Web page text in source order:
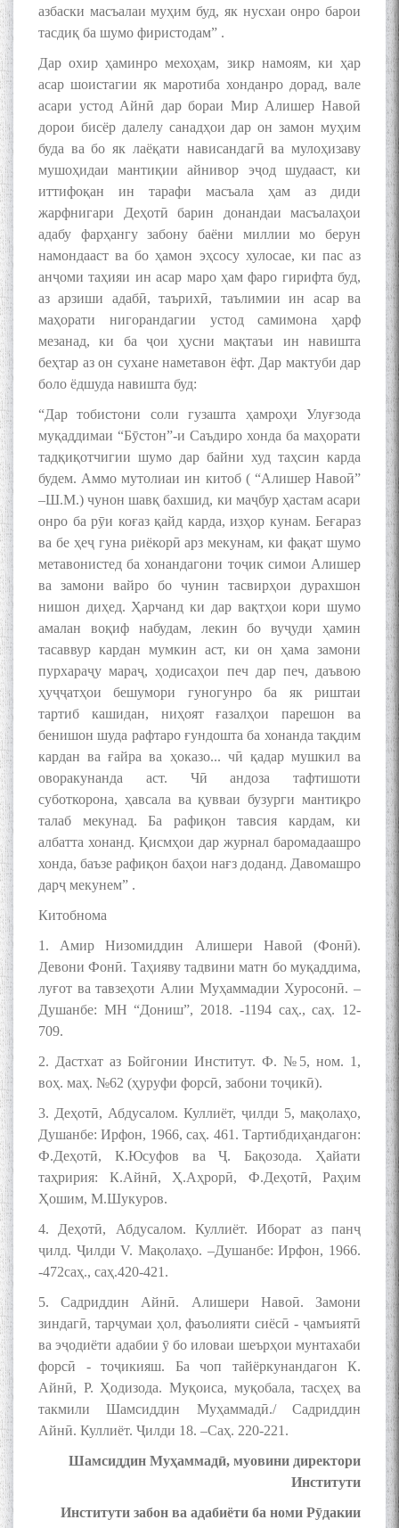
азбаски масъалаи муҳим буд, як нусхаи онро барои
тасдиқ ба шумо фиристодам” .
Дар охир ҳаминро мехоҳам, зикр намоям, ки ҳар
асар шоистагии як маротиба хонданро дорад, вале
асари устод Айнӣ дар бораи Мир Алишер Навоӣ
дорои бисёр далелу санадҳои дар он замон муҳим
буда ва бо як лаёқати нависандагӣ ва мулоҳизаву
мушоҳидаи мантиқии айнивор эҷод шудааст, ки
иттифоқан ин тарафи масъала ҳам аз диди
жарфнигари Деҳотӣ барин донандаи масъалаҳои
адабу фарҳангу забону баёни миллии мо берун
намондааст ва бо ҳамон эҳсосу хулосае, ки пас аз
анҷоми таҳияи ин асар маро ҳам фаро гирифта буд,
аз арзиши адабӣ, таърихӣ, таълимии ин асар ва
маҳорати нигорандагии устод самимона ҳарф
мезанад, ки ба ҷои ҳусни мақтаъи ин навишта
беҳтар аз он сухане наметавон ёфт. Дар мактуби дар
боло ёдшуда навишта буд:
“Дар тобистони соли гузашта ҳамроҳи Улуғзода
муқаддимаи “Бӯстон”-и Саъдиро хонда ба маҳорати
тадқиқотчигии шумо дар байни худ таҳсин карда
будем. Аммо мутолиаи ин китоб ( “Алишер Навоӣ”
–Ш.М.) чунон шавқ бахшид, ки маҷбур ҳастам асари
онро ба рӯи коғаз қайд карда, изҳор кунам. Беғараз
ва бе ҳеҷ гуна риёкорӣ арз мекунам, ки фақат шумо
метавонистед ба хонандагони тоҷик симои Алишер
ва замони вайро бо чунин тасвирҳои дурахшон
нишон диҳед. Ҳарчанд ки дар вақтҳои кори шумо
амалан воқиф набудам, лекин бо вуҷуди ҳамин
тасаввур кардан мумкин аст, ки он ҳама замони
пурхараҷу мараҷ, ҳодисаҳои печ дар печ, даъвою
ҳуҷҷатҳои бешумори гуногунро ба як риштаи
тартиб кашидан, ниҳоят ғазалҳои парешон ва
бенишон шуда рафтаро ғундошта ба хонанда тақдим
кардан ва ғайра ва ҳоказо... чӣ қадар мушкил ва
оворакунанда аст. Чӣ андоза тафтишоти
суботкорона, ҳавсала ва қувваи бузурги мантиқро
талаб мекунад. Ба рафиқон тавсия кардам, ки
албатта хонанд. Қисмҳои дар журнал баромадаашро
хонда, баъзе рафиқон баҳои нағз доданд. Давомашро
дарҷ мекунем” .
Китобнома
1. Амир Низомиддин Алишери Навоӣ (Фонӣ).
Девони Фонӣ. Таҳияву тадвини матн бо муқаддима,
луғот ва тавзеҳоти Алии Муҳаммадии Хуросонӣ. –
Душанбе: МН “Дониш”, 2018. -1194 саҳ., саҳ. 12-
709.
2. Дастхат аз Бойгонии Институт. Ф. №5, ном. 1,
воҳ. маҳ. №62 (ҳуруфи форсӣ, забони тоҷикӣ).
3. Деҳотӣ, Абдусалом. Куллиёт, ҷилди 5, мақолаҳо,
Душанбе: Ирфон, 1966, саҳ. 461. Тартибдиҳандагон:
Ф.Деҳотӣ, К.Юсуфов ва Ҷ. Бақозода. Ҳайати
таҳририя: К.Айнӣ, Ҳ.Аҳрорӣ, Ф.Деҳотӣ, Раҳим
Ҳошим, М.Шукуров.
4. Деҳотӣ, Абдусалом. Куллиёт. Иборат аз панҷ
ҷилд. Ҷилди V. Мақолаҳо. –Душанбе: Ирфон, 1966.
-472саҳ., саҳ.420-421.
5. Садриддин Айнӣ. Алишери Навоӣ. Замони
зиндагӣ, тарҷумаи ҳол, фаъолияти сиёсӣ - ҷамъиятӣ
ва эҷодиёти адабии ӯ бо иловаи шеърҳои мунтахаби
форсӣ - тоҷикияш. Ба чоп тайёркунандагон К.
Айнӣ, Р. Ҳодизода. Муқоиса, муқобала, тасҳеҳ ва
такмили Шамсиддин Муҳаммадӣ./ Садриддин
Айнӣ. Куллиёт. Ҷилди 18. –Саҳ. 220-221.
Шамсиддин Муҳаммадӣ, муовини директори
Институти
Институти забон ва адабиёти ба номи Рӯдакии
БА МУНОСИБАТИ
БУЗУРГДОШТИ РӮЗИ РӮДАКӢ
Дар Академияи миллии
илмҳои Тоҷикистон бахшида
ба 100-солагии мунаққиду
адабиётшинос Соҳиб
Табаров ҳамоиши илмӣ-
назариявӣ баргузор гардид.
МАВЛОНО ҶАЛОЛИДДИНИ
БАЛХӢ БУЗУРГТАРИН
МУТАФАККИР ВА ОРИФИ
ЗАБОНУ АДАБИ ТОҶИК
به عبارت دیگر: گفتگو با مومن
قناعت Mumin Qanoat
Сухбати навқаламон бо
Муъмин Қаноат\Meeting of
young talents with Mumyin
Kanoat
poetry from Устод Мумин
Қаноат (Ustod Mumin Qanoat)
and Master Mehryar
Mehrafarin about the conflict
of the name of the Persian
Gulf
Сайри Дарвоз бо Мӯъмин